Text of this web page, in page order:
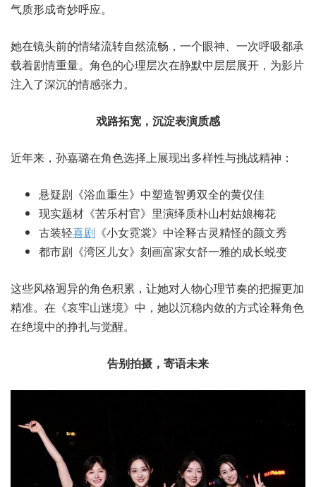
气质形成奇妙呼应。
她在镜头前的情绪流转自然流畅，一个眼神、一次呼吸都承
载着剧情重量。角色的心理层次在静默中层层展开，为影片
注入了深沉的情感张力。
戏路拓宽，沉淀表演质感
近年来，孙嘉璐在角色选择上展现出多样性与挑战精神：
悬疑剧《浴血重生》中塑造智勇双全的黄仪佳
现实题材《苦乐村官》里演绎质朴山村姑娘梅花
古装轻喜剧 《小女霓裳》中诠释古灵精怪的颜文秀
都市剧《湾区儿女》刻画富家女舒一雅的成长蜕变
这些风格迥异的角色积累，让她对人物心理节奏的把握更加
精准。在《哀牢山迷境》中，她以沉稳内敛的方式诠释角色
在绝境中的挣扎与觉醒。
告别拍摄，寄语未来